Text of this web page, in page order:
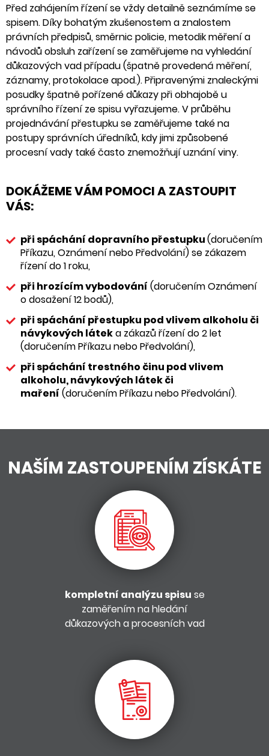
Před zahájením řízení se vždy detailně seznámíme se
spisem. Díky bohatým zkušenostem a znalostem
právních předpisů, směrnic policie, metodik měření a
návodů obsluh zařízení se zaměřujeme na vyhledání
důkazových vad případu (špatně provedená měření,
záznamy, protokolace apod.). Připravenými znaleckými
posudky špatně pořízené důkazy při obhajobě u
správního řízení ze spisu vyřazujeme. V průběhu
projednávání přestupku se zaměřujeme také na
postupy správních úředníků, kdy jimi způsobené
procesní vady také často znemožňují uznání viny.
DOKÁŽEME VÁM POMOCI A ZASTOUPIT
VÁS:
při spáchání dopravního přestupku(doručením
Příkazu, Oznámení nebo Předvolání) se zákazem
řízení do 1 roku,
při hrozícím vybodování (doručením Oznámení
o dosažení 12 bodů),
při spáchání přestupku pod vlivem alkoholu či
návykových láteka zákazů řízení do 2 let
(doručením Příkazu nebo Předvolání),
při spáchání trestného činu pod vlivem
alkoholu, návykových látek či
maření (doručením Příkazu nebo Předvolání).
NAŠÍM ZASTOUPENÍM ZÍSKÁTE
kompletní analýzu spisu se
zaměřením na hledání
důkazových a procesních vad